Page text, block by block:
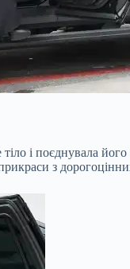
і поєднувала
з